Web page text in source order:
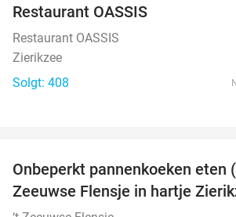
Restaurant OASSIS
Restaurant OASSIS
Zierikzee
Solgt: 408
Onbeperkt pannenkoeken eten
Zeeuwse Flensje in hartje